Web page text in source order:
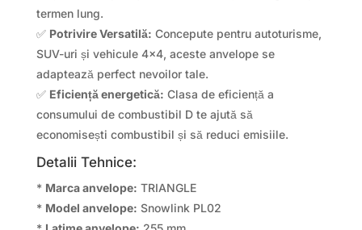
termen lung.
✅ Potrivire Versatilă: Concepute pentru autoturisme,
SUV-uri și vehicule 4×4, aceste anvelope se
adaptează perfect nevoilor tale.
✅ Eficiență energetică: Clasa de eficiență a
consumului de combustibil D te ajută să
economisești combustibil și să reduci emisiile.
Detalii Tehnice:
* Marca anvelope: TRIANGLE
* Model anvelope: Snowlink PL02